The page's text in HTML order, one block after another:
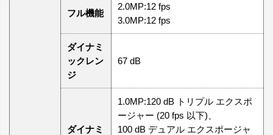
フル機能
2.0MP:12 fps
3.0MP:12 fps
ダイナミ
ックレン
ジ
67 dB
ダイナミ
1.0MP:120 dB トリプル エクスポ
ージャー (20 fps 以下)、
100 dB デュアル エクスポージャ